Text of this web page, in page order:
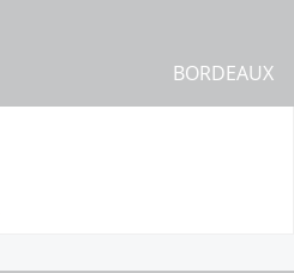
BORDEAUX